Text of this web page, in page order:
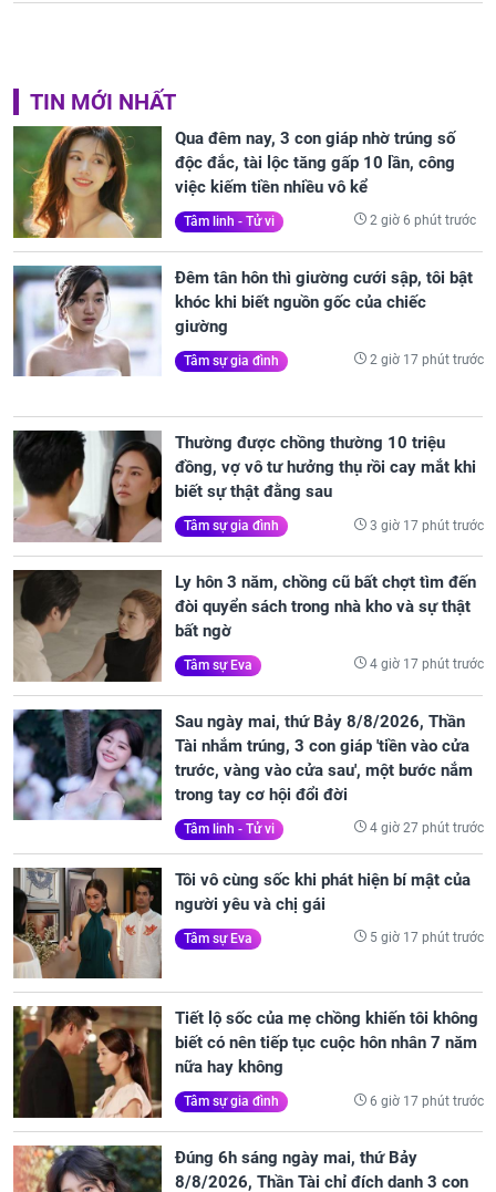
TIN MỚI NHẤT
Qua đêm nay, 3 con giáp nhờ trúng số
độc đắc, tài lộc tăng gấp 10 lần, công
việc kiếm tiền nhiều vô kể
Tâm linh - Tử vi 2 giờ 6 phút trước
Đêm tân hôn thì giường cưới sập, tôi bật
khóc khi biết nguồn gốc của chiếc
giường
Tâm sự gia đình 2 giờ 17 phút trước
Thường được chồng thường 10 triệu
đồng, vợ vô tư hưởng thụ rồi cay mắt khi
biết sự thật đằng sau
Tâm sự gia đình 3 giờ 17 phút trước
Ly hôn 3 năm, chồng cũ bất chợt tìm đến
đòi quyển sách trong nhà kho và sự thật
bất ngờ
Tâm sự Eva 4 giờ 17 phút trước
Sau ngày mai, thứ Bảy 8/8/2026, Thần
Tài nhắm trúng, 3 con giáp 'tiền vào cửa
trước, vàng vào cửa sau', một bước nắm
trong tay cơ hội đổi đời
Tâm linh - Tử vi 4 giờ 27 phút trước
Tôi vô cùng sốc khi phát hiện bí mật của
người yêu và chị gái
Tâm sự Eva 5 giờ 17 phút trước
Tiết lộ sốc của mẹ chồng khiến tôi không
biết có nên tiếp tục cuộc hôn nhân 7 năm
nữa hay không
Tâm sự gia đình 6 giờ 17 phút trước
Đúng 6h sáng ngày mai, thứ Bảy
8/8/2026, Thần Tài chỉ đích danh 3 con